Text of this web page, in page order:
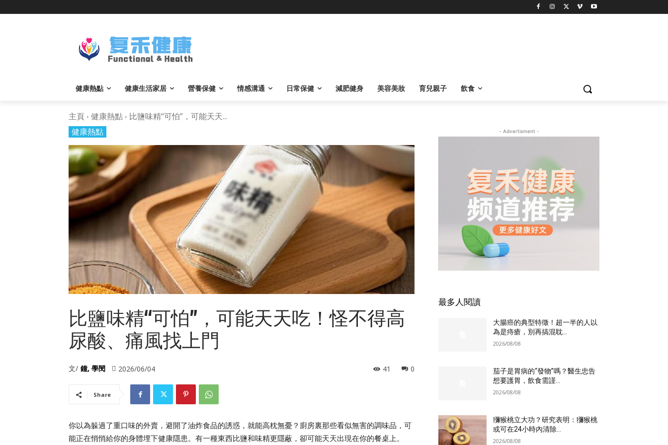
健康熱點 健康生活家居 營養保健 情感溝通 日常保健 減肥健身 美容美妝 育兒親子 飲食
主頁 健康熱點
比鹽味精“可怕”，可能天天...
健康熱點
比鹽味精“可怕”，可能天天吃！怪不得高
尿酸、痛風找上門
文/ 鐘, 學閔 2026/06/04 0
41
Share
你以為躲過了重口味的外賣，避開了油炸食品的誘惑，就能高枕無憂？廚房裏那些看似無害的調味品，可
能正在悄悄給你的身體埋下健康隱患。有一種東西比鹽和味精更隱蔽，卻可能天天出現在你的餐桌上。
- Advertisment -
最多人閱讀
大腸癌的典型特徵！超一半的人以
為是痔瘡，別再搞混耽...
2026/08/08
茄子是胃病的“發物”嗎？醫生忠告
想要護胃，飲食需謹...
2026/08/08
獼猴桃立大功？研究表明：獼猴桃
或可在24小時內清除...
2026/08/08